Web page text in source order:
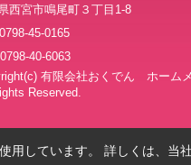
西宮市鳴尾町３丁目1-8
45-0165
40-6063
有限会社おくでん ホーム
Reserved.
用しています。 詳しくは、当